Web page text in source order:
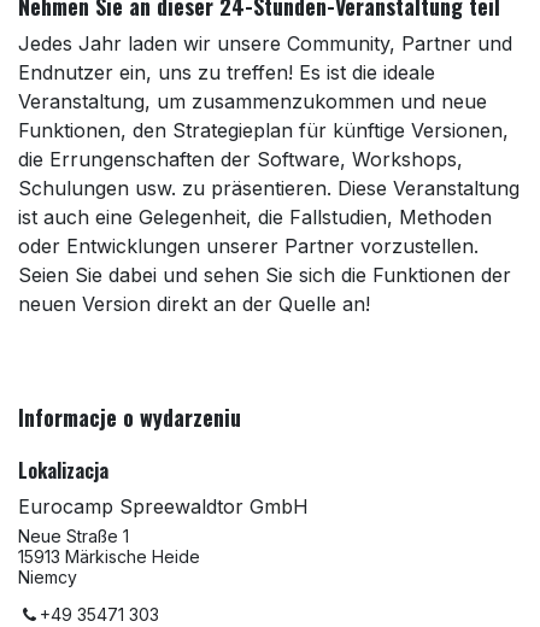
Jedes Jahr laden wir unsere Community, Partner und
Endnutzer ein, uns zu treffen! Es ist die ideale
Veranstaltung, um zusammenzukommen und neue
Funktionen, den Strategieplan für künftige Versionen,
die Errungenschaften der Software, Workshops,
Schulungen usw. zu präsentieren. Diese Veranstaltung
ist auch eine Gelegenheit, die Fallstudien, Methoden
oder Entwicklungen unserer Partner vorzustellen.
Seien Sie dabei und sehen Sie sich die Funktionen der
neuen Version direkt an der Quelle an!
Informacje o wydarzeniu
Lokalizacja
Eurocamp Spreewaldtor GmbH
Neue Straße 1
15913 Märkische Heide
Niemcy
+49 35471 303